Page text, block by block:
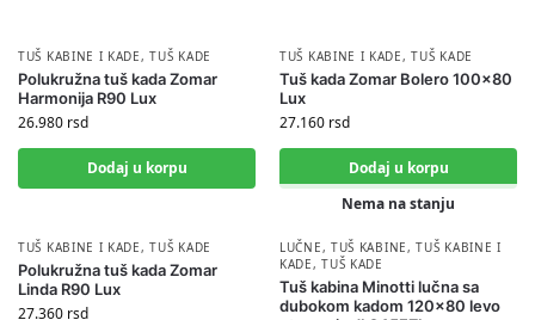
TUŠ KABINE I KADE,TUŠ KADE
Polukružna tuš kada Zomar
Harmonija R90 Lux
26.980 rsd
Dodaj u korpu
TUŠ KABINE I KADE,TUŠ KADE
Tuš kada Zomar Bolero 100×80
Lux
27.160 rsd
Dodaj u korpu
TUŠ KABINE I KADE,TUŠ KADE
Polukružna tuš kada Zomar
Linda R90 Lux
27.360 rsd
Nema na stanju
LUČNE, TUŠ KABINE,TUŠ KABINE I
KADE,TUŠ KADE
Tuš kabina Minotti lučna sa
dubokom kadom 120×80 levo